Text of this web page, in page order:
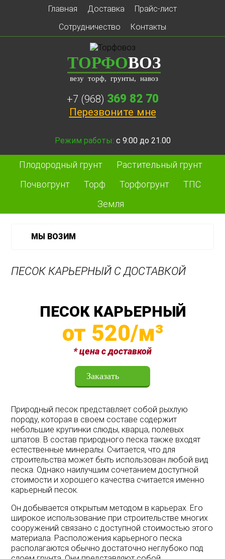
Главная Доставка
Прайс-лист
Сотрудничество
Контакты
ТОРФОВОЗ
везу торф, грунты, навоз
+7 (968) 369 82 70
Перезвоните мне
Режим работы: с 9:00 до 21.00
Плодородный грунт
Растительный грунт
Почвогрунт
Торф Торфогрунт
ТПС
Земля
МЫ ВОЗИМ
ПЕСОК КАРЬЕРНЫЙ С ДОСТАВКОЙ
ПЕСОК КАРЬЕРНЫЙ
от 520/м³
* цена с доставкой
Заказать
Природный песок представляет собой рыхлую
породу, которая в своем составе содержит
небольшие крупинки слюды, кварца, полевых
шпатов. В состав природного песка также входят
естественные минералы. Считается, что для
строительства может быть использован любой вид
песка. Однако наилучшим сочетанием доступной
стоимости и хорошего качества считается именно
карьерный песок.
Он добывается открытым методом в карьерах. Его
широкое использование при строительстве многих
сооружений связано с доступной стоимостью этого
материала. Расположения карьерного песка
располагаются обычно достаточно неглубоко под